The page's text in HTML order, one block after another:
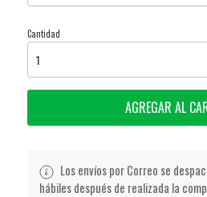
Cantidad
AGREGAR AL
Los envíos por Correo se
hábiles después de realizada la